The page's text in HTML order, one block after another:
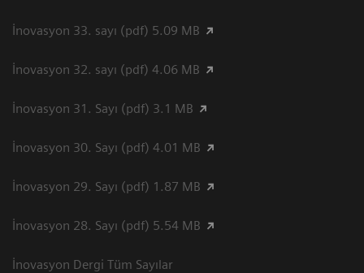
İnovasyon 33. sayı (pdf) 5.09 MB
İnovasyon 32. sayı (pdf) 4.06 MB
İnovasyon 31. Sayı (pdf) 3.1 MB
İnovasyon 30. Sayı (pdf) 4.01 MB
İnovasyon 29. Sayı (pdf) 1.87 MB
İnovasyon 28. Sayı (pdf) 5.54 MB
İnovasyon Dergi Tüm Sayılar